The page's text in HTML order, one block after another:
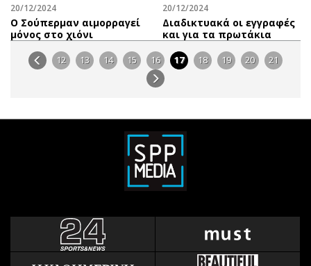
20/12/2024
Ο Σούπερμαν αιμορραγεί
μόνος στο χιόνι
20/12/2024
Διαδικτυακά οι εγγραφές
και για τα πρωτάκια
12 13 14 15 16 17 18 19 20 21